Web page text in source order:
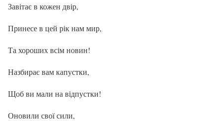
Завітає в кожен двір,
Принесе в цей рік нам мир,
Та хороших всім новин!
Назбирає вам капустки,
Щоб ви мали на відпустки!
Оновили свої сили,